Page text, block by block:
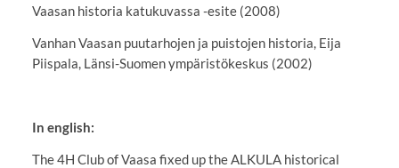
Vaasan historia katukuvassa -esite (2008)
Vanhan Vaasan puutarhojen ja puistojen historia, Eija
Piispala, Länsi-Suomen ympäristökeskus (2002)
In english:
The 4H Club of Vaasa fixed up the ALKULA historical